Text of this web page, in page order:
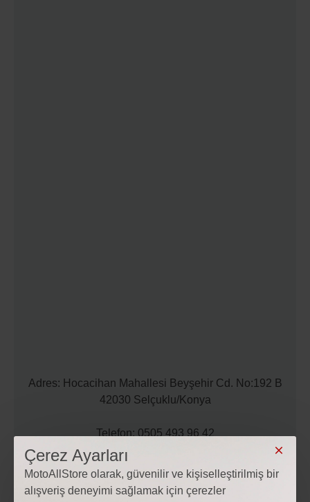
Çerez Ayarları
MotoAllStore olarak, güvenilir ve kişiselleştirilmiş bir
alışveriş deneyimi sağlamak için çerezler
Adres: Hocacihan Mahallesi Beyşehir Cd. No:192 B
42030 Selçuklu/Konya
Telefon: 0505 493 96 42
Mail: iletisim@motoallstore.com